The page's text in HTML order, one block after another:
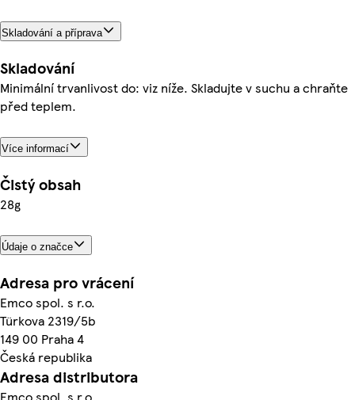
Skladování a příprava
Skladování
Minimální trvanlivost do: viz níže. Skladujte v suchu a chraňte
před teplem.
Více informací
Čistý obsah
28g
Údaje o značce
Adresa pro vrácení
Emco spol. s r.o.
Türkova 2319/5b
149 00 Praha 4
Česká republika
Adresa distributora